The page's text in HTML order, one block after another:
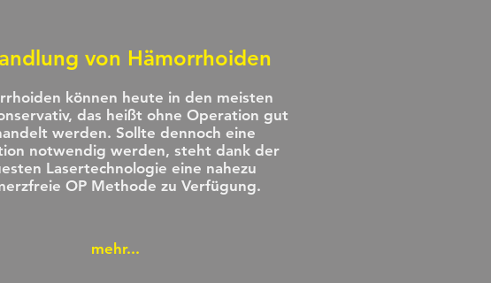
von Hämorrhoiden
können heute in den meisten
das heißt ohne Operation gut
werden. Sollte dennoch eine
notwendig werden, steht dank der
Lasertechnologie eine nahezu
OP Methode zu Verfügung.
mehr...